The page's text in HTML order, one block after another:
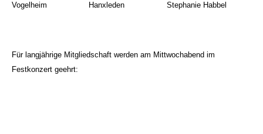
Vogelheim
Hanxleden
Stephanie Habbel
Für langjährige Mitgliedschaft werden am Mittwochabend im
Festkonzert geehrt: